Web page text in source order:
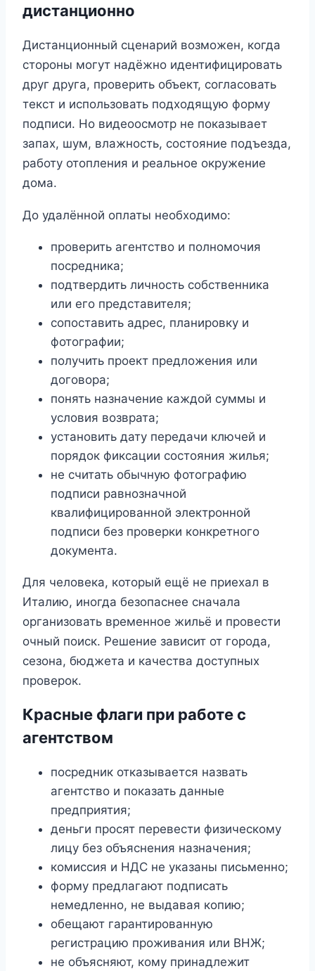
дистанционно
Дистанционный сценарий возможен, когда
стороны могут надёжно идентифицировать
друг друга, проверить объект, согласовать
текст и использовать подходящую форму
подписи. Но видеоосмотр не показывает
запах, шум, влажность, состояние подъезда,
работу отопления и реальное окружение
дома.
До удалённой оплаты необходимо:
проверить агентство и полномочия
посредника;
подтвердить личность собственника
или его представителя;
сопоставить адрес, планировку и
фотографии;
получить проект предложения или
договора;
понять назначение каждой суммы и
условия возврата;
установить дату передачи ключей и
порядок фиксации состояния жилья;
не считать обычную фотографию
подписи равнозначной
квалифицированной электронной
подписи без проверки конкретного
документа.
Для человека, который ещё не приехал в
Италию, иногда безопаснее сначала
организовать временное жильё и провести
очный поиск. Решение зависит от города,
сезона, бюджета и качества доступных
проверок.
Красные флаги при работе с
агентством
посредник отказывается назвать
агентство и показать данные
предприятия;
деньги просят перевести физическому
лицу без объяснения назначения;
комиссия и НДС не указаны письменно;
форму предлагают подписать
немедленно, не выдавая копию;
обещают гарантированную
регистрацию проживания или ВНЖ;
не объясняют, кому принадлежит